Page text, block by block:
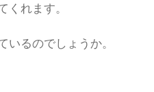
くれます。
いるのでしょうか。